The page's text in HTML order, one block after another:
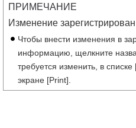
ПРИМЕЧАНИЕ
Изменение
Чтобы внести изменения в
информацию, щелкните
требуется изменить, в
экране [Print].